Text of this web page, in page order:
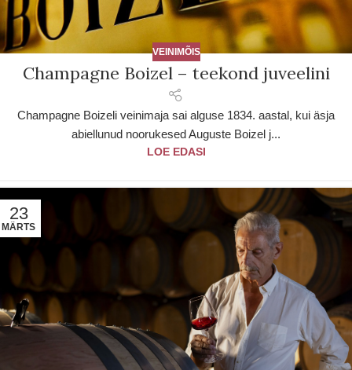
VEINIMÕIS
Champagne Boizel – teekond juveelini
Champagne Boizeli veinimaja sai alguse 1834. aastal, kui äsja
abiellunud noorukesed Auguste Boizel j...
LOE EDASI
23
MÄRTS